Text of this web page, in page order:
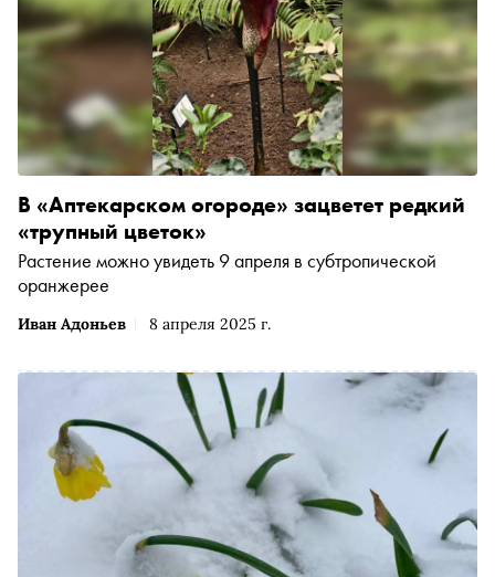
Иван Адоньев 8 апреля 2025 г.
В «Аптекарском огороде» зацветет редкий
«трупный цветок»
Растение можно увидеть 9 апреля в субтропической
оранжерее